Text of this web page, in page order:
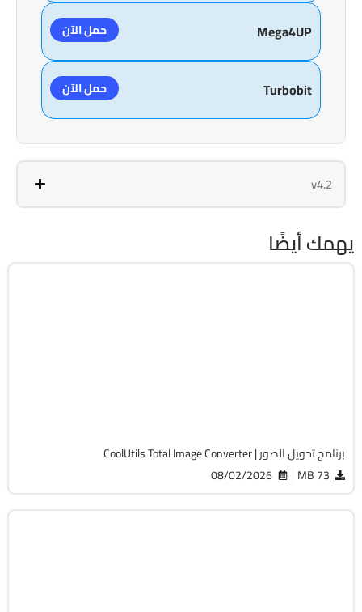
Mega4UP حمل الآن
Turbobit حمل الآن
v4.2
يهمك أيضًا
برنامج تحويل الصور | CoolUtils Total Image Converter
73 MB
08/02/2026